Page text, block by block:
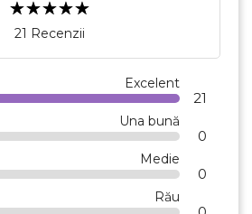
21 Recenzii
Excelent
21
Una bună
0
Medie
0
Rău